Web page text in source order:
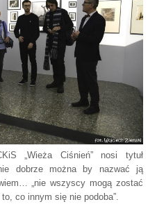
„Wieża Ciśnień” nosi tytuł
dobrze można by nazwać ją
„nie wszyscy mogą zostać
co innym się nie podoba”.